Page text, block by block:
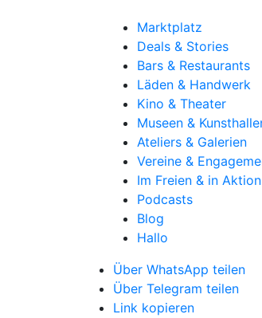
Marktplatz
Deals & Stories
Bars & Restaurants
Läden & Handwerk
Kino & Theater
Museen &
Ateliers & Galerien
Vereine &
Im Freien & in Aktion
Podcasts
Blog
Hallo
Über WhatsApp teilen
Über Telegram teilen
Link kopieren